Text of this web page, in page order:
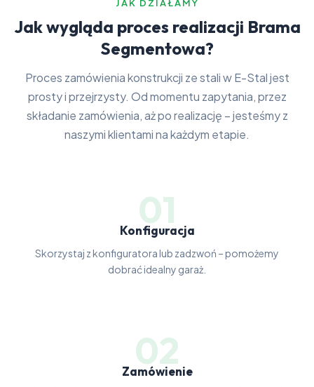
JAK DZIAŁAMY
Jak wygląda proces realizacji Brama
Segmentowa?
Proces zamówienia konstrukcji ze stali w E-Stal jest
prosty i przejrzysty. Od momentu zapytania, przez
składanie zamówienia, aż po realizację – jesteśmy z
naszymi klientami na każdym etapie.
01
Konfiguracja
Skorzystaj z konfiguratora lub zadzwoń – pomożemy
dobrać idealny garaż.
02
Zamówienie